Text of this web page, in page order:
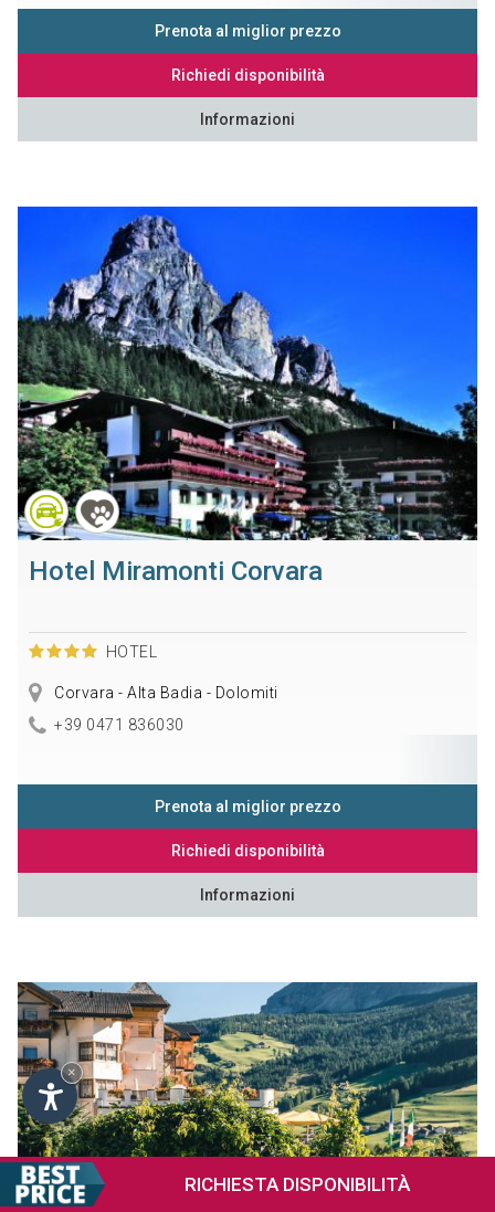
RICHIESTA DISPONIBILITÀ
Prenota al miglior prezzo
Richiedi disponibilità
Informazioni
Hotel Miramonti Corvara
HOTEL
Corvara - Alta Badia - Dolomiti
+39 0471 836030
Prenota al miglior prezzo
Richiedi disponibilità
Informazioni
×